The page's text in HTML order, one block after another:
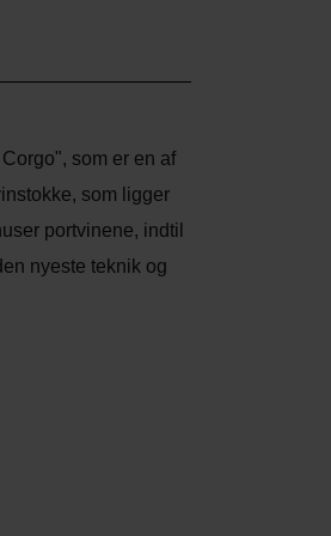
som er en af
som ligger
portvinene, indtil
nyeste teknik og
intens og frugtig -